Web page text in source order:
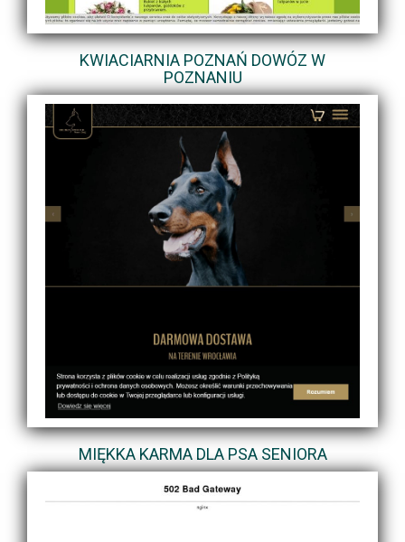
KWIACIARNIA POZNAŃ DOWÓZ W
POZNANIU
MIĘKKA KARMA DLA PSA SENIORA